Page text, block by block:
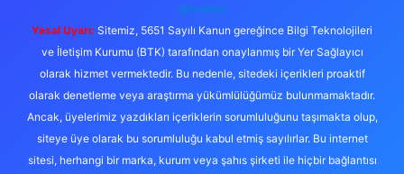
@karabul
Yasal Uyarı: Sitemiz, 5651 Sayılı Kanun gereğince Bilgi Teknolojileri
ve İletişim Kurumu (BTK) tarafından onaylanmış bir Yer Sağlayıcı
olarak hizmet vermektedir. Bu nedenle, sitedeki içerikleri proaktif
olarak denetleme veya araştırma yükümlülüğümüz bulunmamaktadır.
Ancak, üyelerimiz yazdıkları içeriklerin sorumluluğunu taşımakta olup,
siteye üye olarak bu sorumluluğu kabul etmiş sayılırlar. Bu internet
sitesi, herhangi bir marka, kurum veya şahıs şirketi ile hiçbir bağlantısı